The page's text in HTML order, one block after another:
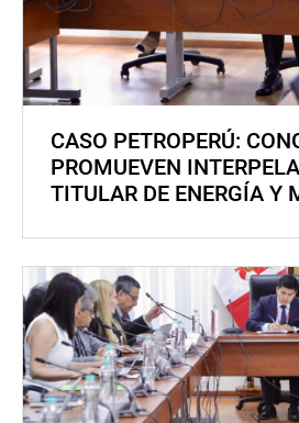
CASO PETROPERÚ:
PROMUEVEN
TITULAR DE ENERGÍA Y